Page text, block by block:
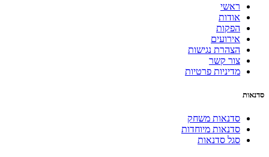
ראשי
אודות
הפקות
אירועים
הצהרת נגישות
צור קשר
מדיניות פרטיות
סדנאות
סדנאות משחק
סדנאות מיוחדות
סגל סדנאות